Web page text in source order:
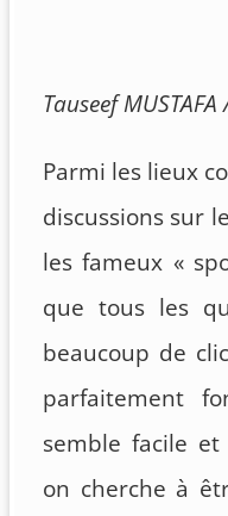
Tauseef MUSTAFA
Parmi les lieux
discussions sur
les fameux «
que tous les
beaucoup de
parfaitement
semble facile
on cherche à